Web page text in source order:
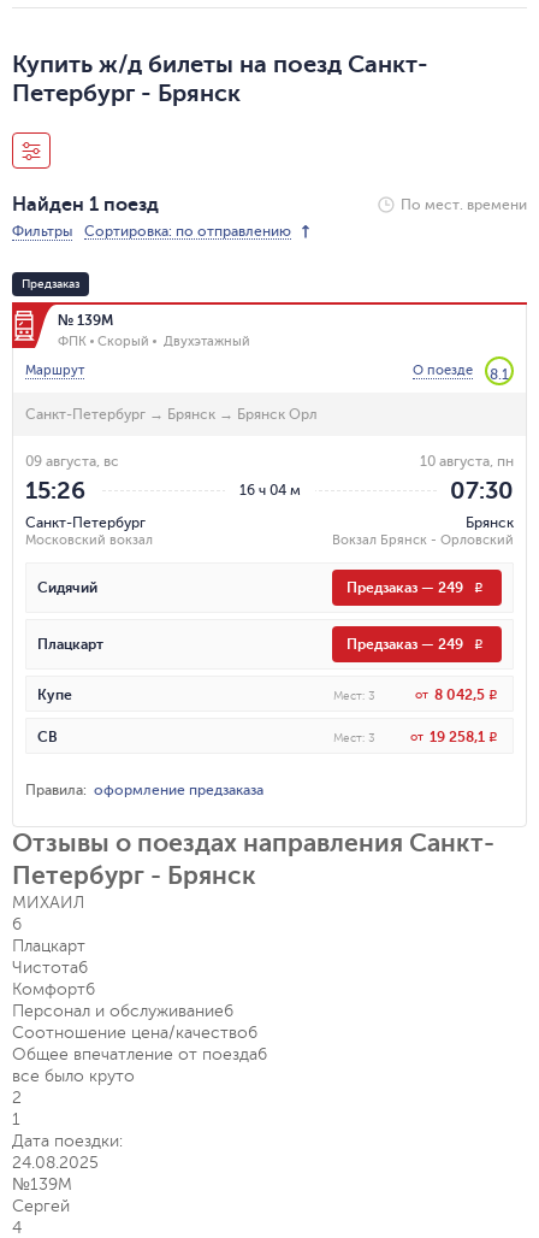
Купить ж/д билеты на поезд Санкт-
Петербург - Брянск
Найден 1 поезд
По мест. времени
Фильтры
Сортировка: по отправлению
Предзаказ
№ 139М
ФПК Скорый
Двухэтажный
Маршрут
О поезде 8.1
Санкт-Петербург → Брянск → Брянск Орл
16 ч 04 м
09 августа, вс
15:26
Санкт-Петербург
Московский вокзал
10 августа, пн
07:30
Брянск
Вокзал Брянск - Орловский
Сидячий Предзаказ — 249 R
Плацкарт Предзаказ — 249 R
Купе Мест: 3 от 8 042,5 R
СВ Мест: 3 от 19 258,1 R
Правила: оформление предзаказа
Отзывы о поездах направления Санкт-
Петербург - Брянск
МИХАИЛ
6
Плацкарт
Чистота6
Комфорт6
Персонал и обслуживание6
Соотношение цена/качество6
Общее впечатление от поезда6
все было круто
2
1
Дата поездки:
24.08.2025
№139М
Сергей
4